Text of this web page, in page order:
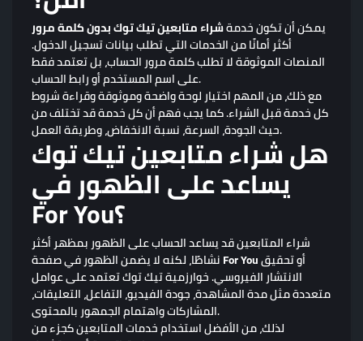
يمكن أن تكون خدمةشراء متابعين تيك توك بدون كلمة مرور
أكثر أمانًا من الخدمات التي تطلب بيانات تسجيل الدخول.
المنصات الموثوقة لا تطلب كلمة مرور الحساب، بل تعتمد فقط
على اسم المستخدم أو رابط الحساب.
مع ذلك، من المهم اختيار لوحة واضحة وموثوقة وقراءة شروط
كل خدمة قبل الشراء. كما يجب فهم أن كل خدمة قد تختلف من
حيث الجودة، السرعة، نسبة الانخفاض، وطريقة العمل.
هل شراء متابعين تيك توك
يساعد على الظهور في
For You؟
شراء المتابعين قد يساعد الحساب على الظهور بمظهر أكثر
For You
الانتشار الفيروسي. خوارزمية تيك توك تعتمد على عوامل
متعددة مثل مدة المشاهدة، جودة الفيديو، التفاعل، التعليقات،
المشاركات واهتمام الجمهور بالمحتوى.
لذلك، من الأفضل استخدام خدمات المتابعين كجزء من